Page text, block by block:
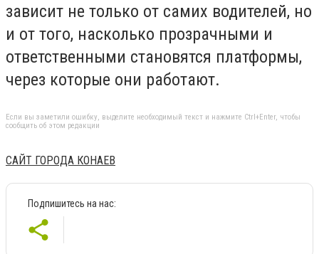
зависит не только от самих водителей, но
и от того, насколько прозрачными и
ответственными становятся платформы,
через которые они работают.
Если вы заметили ошибку, выделите необходимый текст и нажмите Ctrl+Enter, чтобы
сообщить об этом редакции
САЙТ ГОРОДА КОНАЕВ
Подпишитесь на нас: